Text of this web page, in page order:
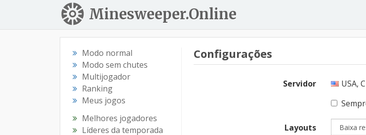
Minesweeper.Online
Modo normal
Modo sem chutes
Multijogador
Ranking
Meus jogos
Melhores jogadores
Líderes da temporada
Configurações
Servidor USA,
Layouts